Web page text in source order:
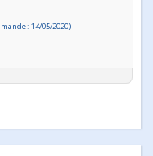
: 14/05/2020)